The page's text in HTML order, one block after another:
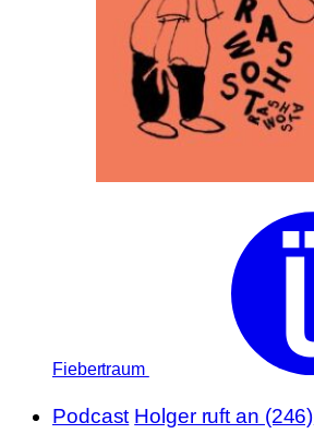
Fiebertraum
Podcast Holger ruft an (246)